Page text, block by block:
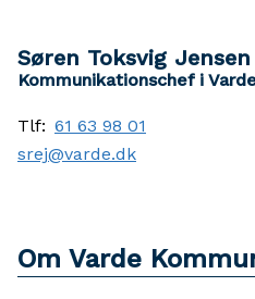
Søren Toksvig Jensen
Kommunikationschef i
Tlf: 61 63 98 01
srej@varde.dk
Om Varde